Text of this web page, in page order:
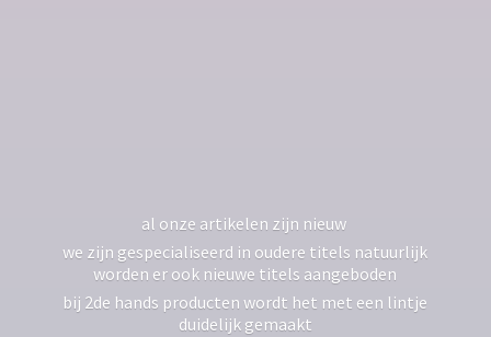
al onze artikelen zijn nieuw
we zijn gespecialiseerd in oudere titels natuurlijk
worden er ook nieuwe titels aangeboden
bij 2de hands producten wordt het met een lintje
duidelijk gemaakt